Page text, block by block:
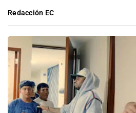
Redacción EC